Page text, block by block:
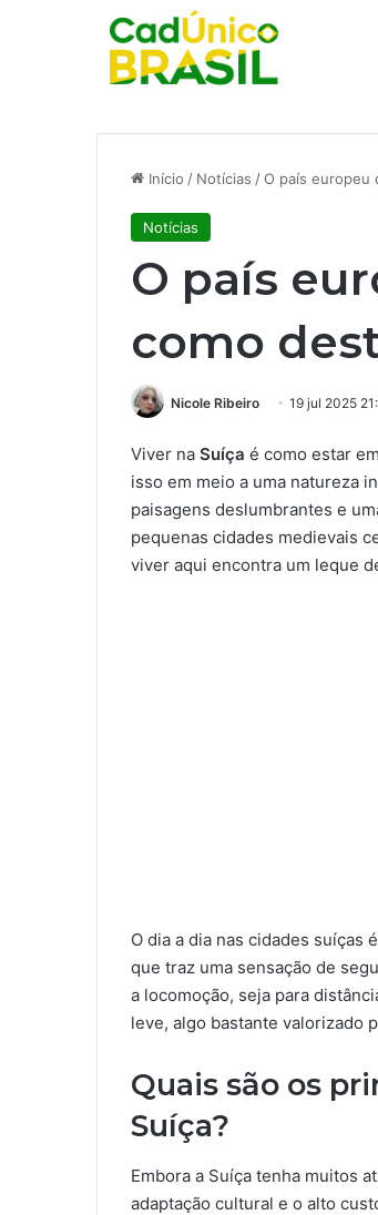
Início / Notícias /O país europeu
Notícias
O país
como
Nicole Ribeiro 19 jul 2025
Viver na Suíça é como estar
isso em meio a uma natureza
paisagens deslumbrantes e
pequenas cidades medievais
viver aqui encontra um leque
O dia a dia nas cidades suíças
que traz uma sensação de
a locomoção, seja para
leve, algo bastante valorizado
Quais são os
Suíça?
Embora a Suíça tenha muitos
adaptação cultural e o alto